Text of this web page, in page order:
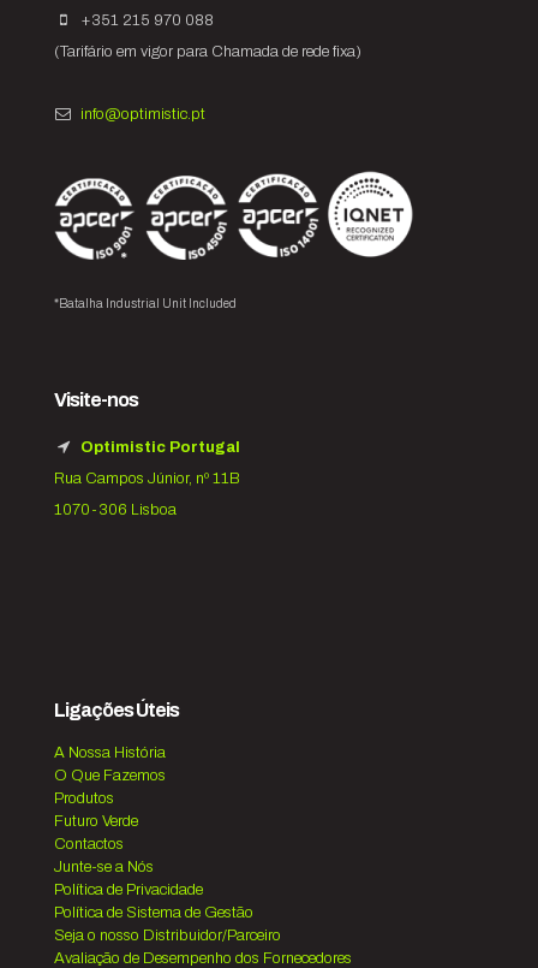
+351 215 970 088
(Tarifário em vigor para Chamada de rede fixa)
info@optimistic.pt
*Batalha Industrial Unit Included
Visite-nos
Optimistic Portugal
Rua Campos Júnior, nº 11B
1070-306 Lisboa
Ligações Úteis
A Nossa História
O Que Fazemos
Produtos
Futuro Verde
Contactos
Junte-se a Nós
Política de Privacidade
Política de Sistema de Gestão
Seja o nosso Distribuidor/Parceiro
Avaliação de Desempenho dos Fornecedores